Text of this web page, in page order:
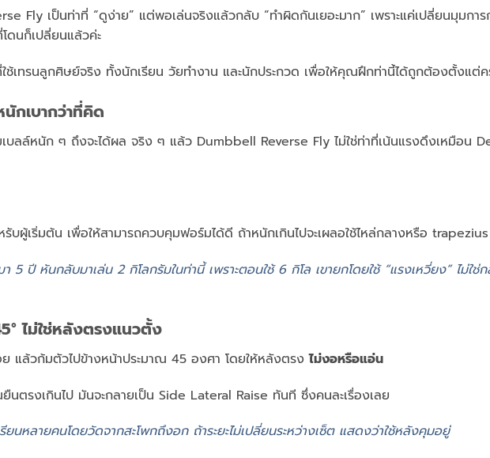
Fly เป็นท่าที่ “ดูง่าย” แต่พอเล่นจริงแล้วกลับ “ทำผิดกันเยอะมาก” เพราะแค่เปลี่ยนมุมกา
ดนก็เปลี่ยนแล้วค่ะ
เทรนลูกศิษย์จริง ทั้งนักเรียน วัยทำงาน และนักประกวด เพื่อให้คุณฝึกท่านี้ได้ถูกต้องตั้งแต่
กเบากว่าที่คิด
บลล์หนัก ๆ ถึงจะได้ผล จริง ๆ แล้ว Dumbbell Reverse Fly ไม่ใช่ท่าที่เน้นแรงดึงเหมือน
รับผู้เริ่มต้น เพื่อให้สามารถควบคุมฟอร์มได้ดี ถ้าหนักเกินไปจะเผลอใช้ไหล่กลางหรือ
5 ปี หันกลับมาเล่น 2 กิโลกรัมในท่านี้ เพราะตอนใช้ 6 กิโล เขายกโดยใช้ “แรงเหวี่ยง” ไม่ใช่
ไม่ใช่หลังตรงแนวตั้ง
ย แล้วก้มตัวไปข้างหน้าประมาณ 45 องศา โดยให้หลังตรงไม่งอหรือแอ่น
นตรงเกินไป มันจะกลายเป็น Side Lateral Raise ทันที ซึ่งคนละเรื่องเลย
นหลายคนโดยวัดจากสะโพกถึงอก ถ้าระยะไม่เปลี่ยนระหว่างเซ็ต แสดงว่าใช้หลังคุมอยู่